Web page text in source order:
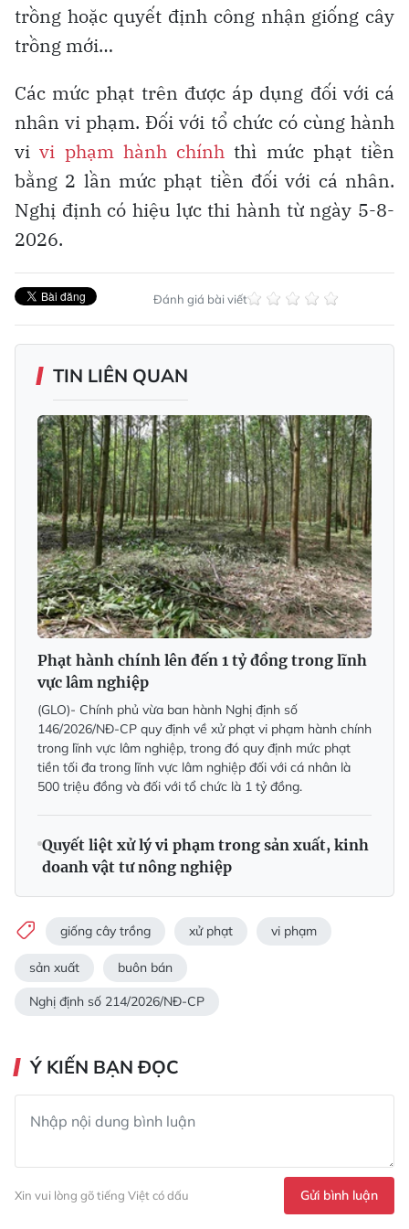
trồng hoặc quyết định công nhận giống cây
trồng mới…
Các mức phạt trên được áp dụng đối với cá
nhân vi phạm. Đối với tổ chức có cùng hành
vivi phạm hành chính thì mức phạt tiền
bằng 2 lần mức phạt tiền đối với cá nhân.
Nghị định có hiệu lực thi hành từ ngày 5-8-
2026.
Đánh giá bài viết
TIN LIÊN QUAN
Phạt hành chính lên đến 1 tỷ đồng trong lĩnh
vực lâm nghiệp
(GLO)- Chính phủ vừa ban hành Nghị định số
146/2026/NĐ-CP quy định về xử phạt vi phạm hành chính
trong lĩnh vực lâm nghiệp, trong đó quy định mức phạt
tiền tối đa trong lĩnh vực lâm nghiệp đối với cá nhân là
500 triệu đồng và đối với tổ chức là 1 tỷ đồng.
Quyết liệt xử lý vi phạm trong sản xuất, kinh
doanh vật tư nông nghiệp
giống cây trồng xử phạt vi phạm
sản xuất buôn bán
Nghị định số 214/2026/NĐ-CP
Ý KIẾN BẠN ĐỌC
Xin vui lòng gõ tiếng Việt có dấu Gửi bình luận